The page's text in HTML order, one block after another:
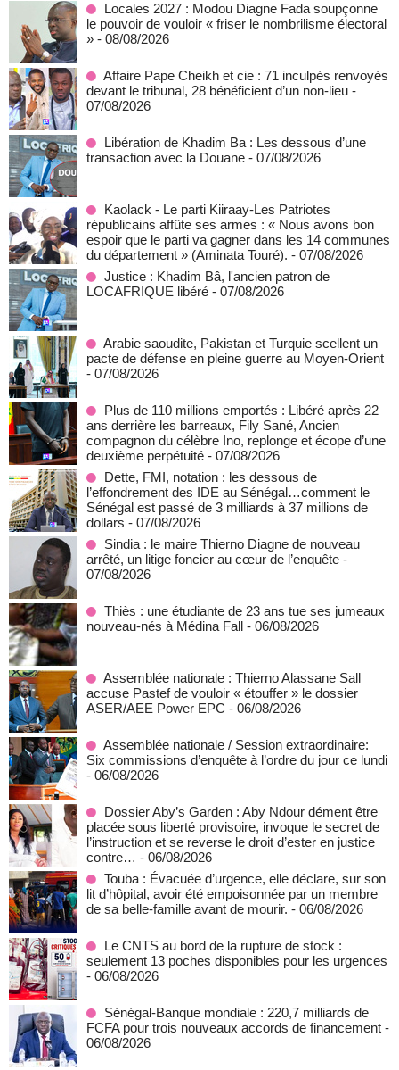
Locales 2027 : Modou Diagne Fada soupçonne
le pouvoir de vouloir « friser le nombrilisme électoral
» - 08/08/2026
Affaire Pape Cheikh et cie : 71 inculpés renvoyés
devant le tribunal, 28 bénéficient d’un non-lieu -
07/08/2026
Libération de Khadim Ba : Les dessous d’une
transaction avec la Douane - 07/08/2026
Kaolack - Le parti Kiiraay-Les Patriotes
républicains affûte ses armes : « Nous avons bon
espoir que le parti va gagner dans les 14 communes
du département » (Aminata Touré). - 07/08/2026
Justice : Khadim Bâ, l'ancien patron de
LOCAFRIQUE libéré - 07/08/2026
Arabie saoudite, Pakistan et Turquie scellent un
pacte de défense en pleine guerre au Moyen-Orient
- 07/08/2026
Plus de 110 millions emportés : Libéré après 22
ans derrière les barreaux, Fily Sané, Ancien
compagnon du célèbre Ino, replonge et écope d’une
deuxième perpétuité - 07/08/2026
Dette, FMI, notation : les dessous de
l’effondrement des IDE au Sénégal…comment le
Sénégal est passé de 3 milliards à 37 millions de
dollars - 07/08/2026
Sindia : le maire Thierno Diagne de nouveau
arrêté, un litige foncier au cœur de l’enquête -
07/08/2026
Thiès : une étudiante de 23 ans tue ses jumeaux
nouveau-nés à Médina Fall - 06/08/2026
Assemblée nationale : Thierno Alassane Sall
accuse Pastef de vouloir « étouffer » le dossier
ASER/AEE Power EPC - 06/08/2026
Assemblée nationale / Session extraordinaire:
Six commissions d’enquête à l’ordre du jour ce lundi
- 06/08/2026
Dossier Aby’s Garden : Aby Ndour dément être
placée sous liberté provisoire, invoque le secret de
l’instruction et se reverse le droit d’ester en justice
contre… - 06/08/2026
Touba : Évacuée d’urgence, elle déclare, sur son
lit d’hôpital, avoir été empoisonnée par un membre
de sa belle-famille avant de mourir. - 06/08/2026
Le CNTS au bord de la rupture de stock :
seulement 13 poches disponibles pour les urgences
- 06/08/2026
Sénégal-Banque mondiale : 220,7 milliards de
FCFA pour trois nouveaux accords de financement -
06/08/2026